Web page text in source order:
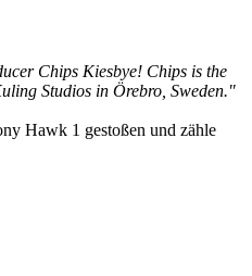
Chips Kiesbye! Chips is the
Studios in Örebro, Sweden."
Hawk 1 gestoßen und zähle